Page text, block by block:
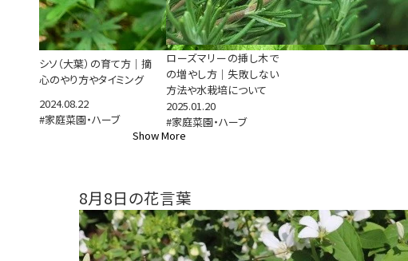
シソ（大葉）の育て方｜摘
心のやり方やタイミング
2024.08.22
#家庭菜園・ハーブ
ローズマリーの挿し木で
の増やし方｜失敗しない
方法や水栽培について
2025.01.20
#家庭菜園・ハーブ
Show More
8月8日の花言葉